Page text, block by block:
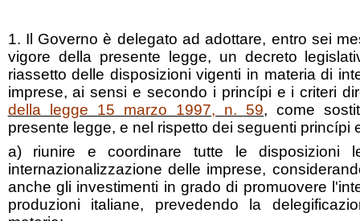
1. Il Governo è delegato ad adottare, entro sei
vigore della presente legge, un decreto
riassetto delle disposizioni vigenti in materia di
imprese, ai sensi e secondo i princípi e i criteri
della legge 15 marzo 1997, n. 59, come
presente legge, e nel rispetto dei seguenti princípi
a) riunire e coordinare tutte le disposizioni
internazionalizzazione delle imprese,
anche gli investimenti in grado di promuovere
produzioni italiane, prevedendo la